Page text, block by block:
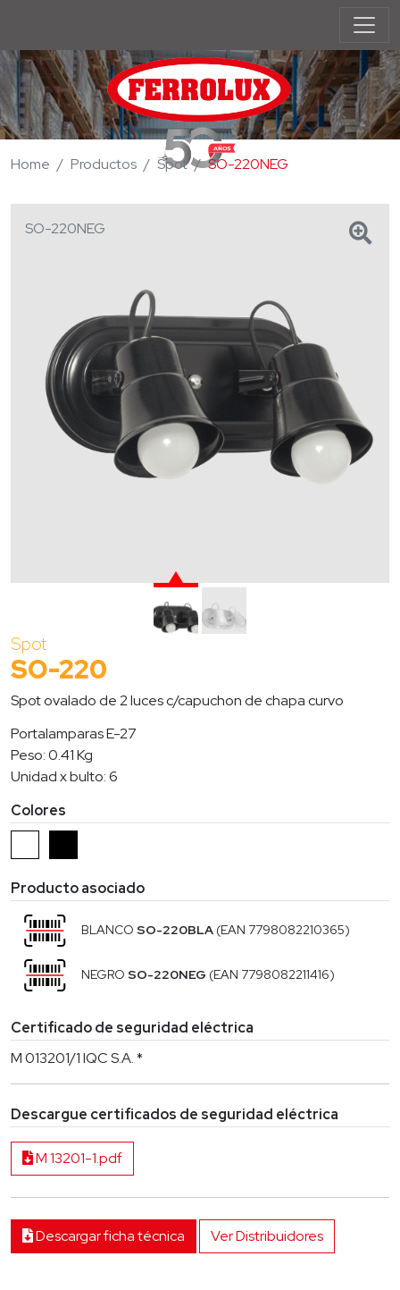
Home Productos Spot SO-220NEG
SO-220NEG
Spot
SO-220
Spot ovalado de 2 luces c/capuchon de chapa curvo
Portalamparas E-27
Peso: 0.41 Kg
Unidad x bulto: 6
Colores
Producto asociado
BLANCO SO-220BLA (EAN 7798082210365)
NEGRO SO-220NEG (EAN 7798082211416)
Certificado de seguridad eléctrica
M 013201/1 IQC S.A. *
Descargue certificados de seguridad eléctrica
M 13201-1.pdf
Descargar ficha técnica Ver Distribuidores